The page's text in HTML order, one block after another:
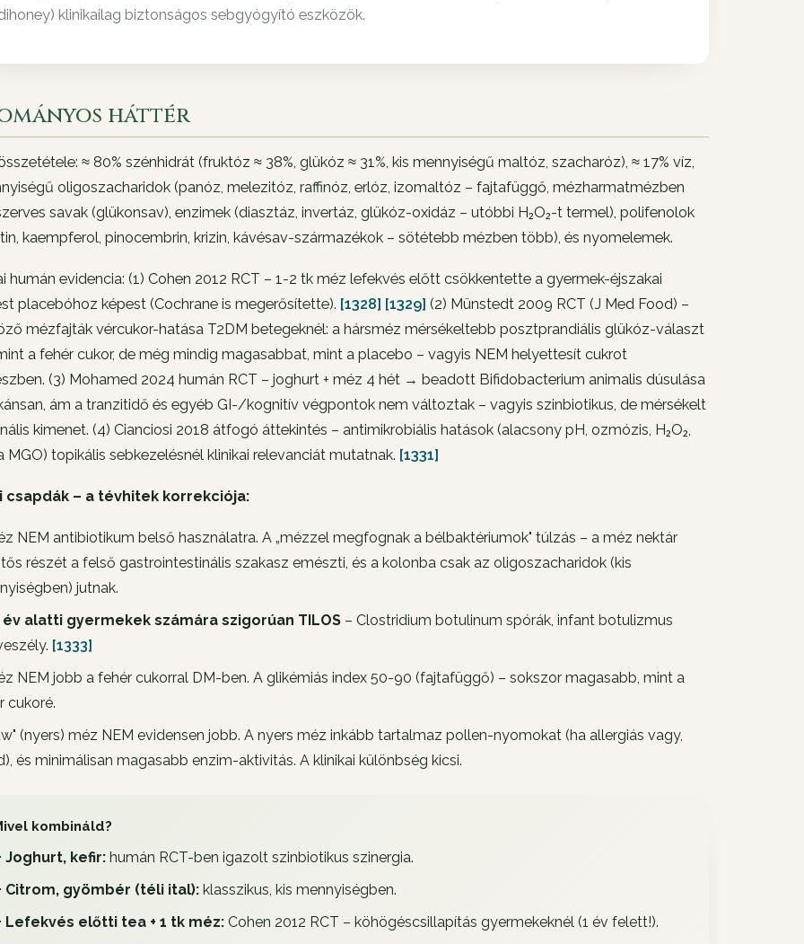
klinikailag biztonságos sebgyógyító eszközök.
háttér
≈ 80% szénhidrát (fruktóz ≈ 38%, glükóz ≈ 31%, kis mennyiségű maltóz, szacharóz), ≈ 17% víz,
oligoszacharidok (panóz, melezitóz, raffinóz, erlóz, izomaltóz – fajtafüggő, mézharmatmézben
savak (glükonsav), enzimek (diasztáz, invertáz, glükóz-oxidáz – utóbbi H₂O₂-t termel), polifenolok
kaempferol, pinocembrin, krizin, kávésav-származékok – sötétebb mézben több), és nyomelemek.
humán evidencia: (1) Cohen 2012 RCT – 1-2 tk méz lefekvés előtt csökkentette a gyermek-éjszakai
placebóhoz képest (Cochrane is megerősítette). [1328] [1329] (2) Münstedt 2009 RCT (J Med Food) –
mézfajták vércukor-hatása T2DM betegeknél: a hársméz mérsékeltebb posztprandiális glükóz-választ
a fehér cukor, de még mindig magasabbat, mint a placebo – vagyis NEM helyettesít cukrot
(3) Mohamed 2024 humán RCT – joghurt + méz 4 hét → beadott Bifidobacterium animalis dúsulása
ám a tranzitidő és egyéb GI-/kognitív végpontok nem változtak – vagyis szinbiotikus, de mérsékelt
kimenet. (4) Cianciosi 2018 átfogó áttekintés – antimikrobiális hatások (alacsony pH, ozmózis, H₂O₂,
MGO) topikális sebkezelésnél klinikai relevanciát mutatnak. [1331]
csapdák – a tévhitek korrekciója:
NEM antibiotikum belső használatra. A „mézzel megfognak a bélbaktériumok" túlzás – a méz nektár
részét a felső gastrointestinális szakasz emészti, és a kolonba csak az oligoszacharidok (kis
jutnak.
év alatti gyermekek számára szigorúan TILOS– Clostridium botulinum spórák, infant botulizmus
[1333]
NEM jobb a fehér cukorral DM-ben. A glikémiás index 50-90 (fajtafüggő) – sokszor magasabb, mint a
cukoré.
(nyers) méz NEM evidensen jobb. A nyers méz inkább tartalmaz pollen-nyomokat (ha allergiás vagy,
és minimálisan magasabb enzim-aktivitás. A klinikai különbség kicsi.
kombináld?
Joghurt, kefir:humán RCT-ben igazolt szinbiotikus szinergia.
Citrom, gyömbér (téli ital):klasszikus, kis mennyiségben.
Lefekvés előtti tea + 1 tk méz:Cohen 2012 RCT – köhögéscsillapítás gyermekeknél (1 év felett!).